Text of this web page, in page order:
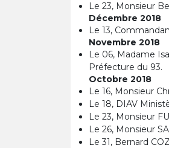
Le 23, Monsieur
Décembre 2018
Le 13,
Novembre 2018
Le 06, Madame
Préfecture du 93.
Octobre 2018
Le 16, Monsieur
Le 18, DIAV
Le 23, Monsieur
Le 26, Monsieur
Le 31, Bernard